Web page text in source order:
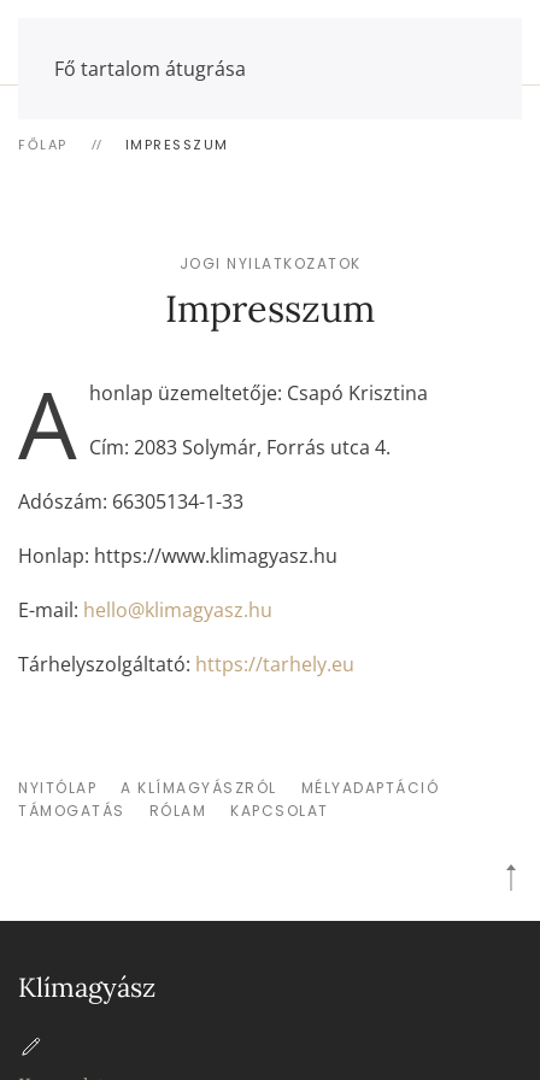
Fő tartalom átugrása
FŐLAP IMPRESSZUM
JOGI NYILATKOZATOK
Impresszum
A honlap üzemeltetője: Csapó Krisztina
Cím: 2083 Solymár, Forrás utca 4.
Adószám: 66305134-1-33
Honlap: https://www.klimagyasz.hu
E-mail: hello@klimagyasz.hu
Tárhelyszolgáltató: https://tarhely.eu
NYITÓLAP A KLÍMAGYÁSZRÓL
MÉLYADAPTÁCIÓ
TÁMOGATÁS
RÓLAM KAPCSOLAT
Klímagyász